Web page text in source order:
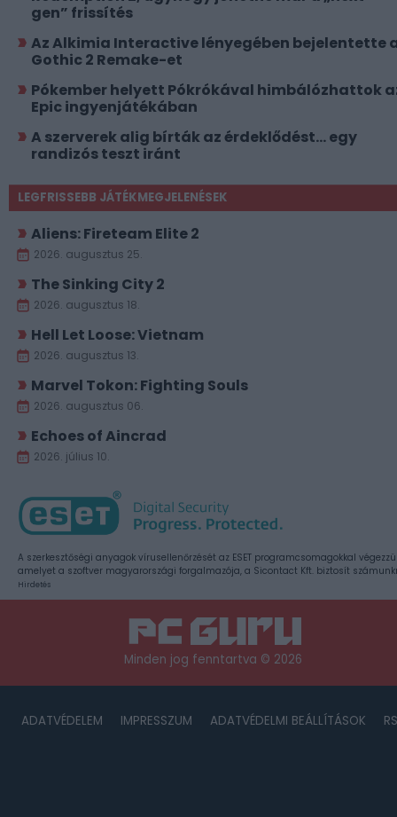
gen” frissítés
Az Alkimia Interactive lényegében bejelentette
Gothic 2 Remake-et
Pókember helyett Pókrókával himbálózhattok
Epic ingyenjátékában
A szerverek alig bírták az érdeklődést... egy
randizós teszt iránt
LEGFRISSEBB JÁTÉKMEGJELENÉSEK
Aliens: Fireteam Elite 2
2026. augusztus 25.
The Sinking City 2
2026. augusztus 18.
Hell Let Loose: Vietnam
2026. augusztus 13.
Marvel Tokon: Fighting Souls
2026. augusztus 06.
Echoes of Aincrad
2026. július 10.
A szerkesztőségi anyagok vírusellenőrzését az ESET programcsomagokkal
amelyet a szoftver magyarországi forgalmazója, a Sicontact Kft. biztosít
Hirdetés
Minden jog fenntartva © 2026
ADATVÉDELEM IMPRESSZUM ADATVÉDELMI BEÁLLÍTÁSOK